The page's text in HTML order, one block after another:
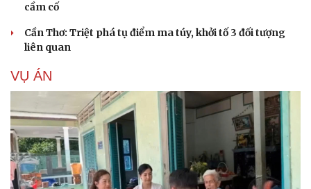
cầm cố
Cần Thơ: Triệt phá tụ điểm ma túy, khởi tố 3 đối tượng
liên quan
VỤ ÁN